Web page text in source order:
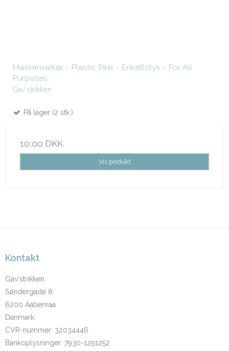
Maskemarkør - Plastic Pink - Enkeltstyk - For All
Purposes
Gav'strikken
På lager (2 stk.)
10,00 DKK
Vis produkt
Kontakt
Gav'strikken
Søndergade 8
6200 Aabenraa
Danmark
CVR-nummer: 32034446
Bankoplysninger: 7930-1291252